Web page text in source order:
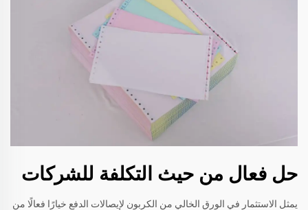
حل فعال من حيث التكلفة للشركات
يمثل الاستثمار في الورق الخالي من الكربون لإيصالات الدفع خيارًا فعالًا من